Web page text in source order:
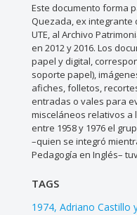
Este documento forma
Quezada, ex integrante
UTE, al Archivo
en 2012 y 2016. Los
papel y digital,
soporte papel),
afiches, folletos,
entradas o vales para
misceláneos relativos
entre 1958 y 1976 el
–quien se integró
Pedagogía en Inglés–
TAGS
1974 Adriano Castillo